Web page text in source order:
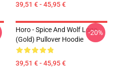
39,51 € - 45,95 €
Horo - Spice And Wolf Logo
(Gold) Pullover Hoodie
39,51 € - 45,95 €
-20%